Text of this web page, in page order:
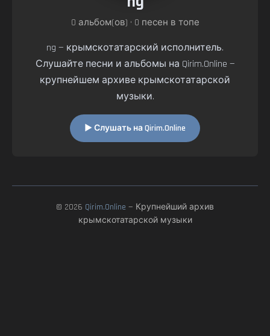
0 альбом(ов) • 0 песен в топе
ng — крымскотатарский исполнитель.
Слушайте песни и альбомы на Qirim.Online —
крупнейшем архиве крымскотатарской
музыки.
▶ Слушать на Qirim.Online
© 2026 Qirim.Online — Крупнейший архив
крымскотатарской музыки